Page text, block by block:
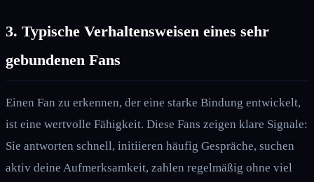
3. Typische Verhaltensweisen eines sehr
gebundenen Fans
Einen Fan zu erkennen, der eine starke Bindung entwickelt,
ist eine wertvolle Fähigkeit. Diese Fans zeigen klare Signale:
Sie antworten schnell, initiieren häufig Gespräche, suchen
aktiv deine Aufmerksamkeit, zahlen regelmäßig ohne viel